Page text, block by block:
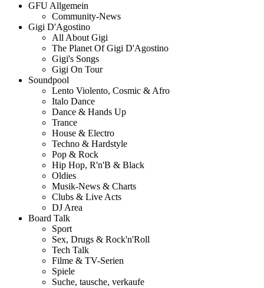
GFU Allgemein
Community-News
Gigi D'Agostino
All About Gigi
The Planet Of Gigi D'Agostino
Gigi's Songs
Gigi On Tour
Soundpool
Lento Violento, Cosmic & Afro
Italo Dance
Dance & Hands Up
Trance
House & Electro
Techno & Hardstyle
Pop & Rock
Hip Hop, R'n'B & Black
Oldies
Musik-News & Charts
Clubs & Live Acts
DJ Area
Board Talk
Sport
Sex, Drugs & Rock'n'Roll
Tech Talk
Filme & TV-Serien
Spiele
Suche, tausche, verkaufe